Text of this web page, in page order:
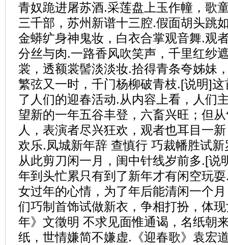
青奴跪进屠苏酒.采莲盘上玉作幢，歌
三千部，苏州新谱十三腔.假面胡头跳
金蟒纩身神鬼妆，白衣合掌观音舞.观
分丝与肉.一路香风吹笑声，千里红纱
裳，透额裳髻淡淡妆.拾得青条夸姊妹
繁弦又一时，千门杨柳破青枝.[说明]
了人们的迎春活动.从内容上看，人们
望新的一年五谷丰登，六畜兴旺；但
人，表演者尽兴狂欢，观者也耳目一
欢乐.凤城新年辞 查慎行 巧裁幡胜试
从此剪刀闲一月，闺中针线岁前多.[说
年到头忙累只有到了新年才有闲空玩
女过年的心情，为了年后能清闲一个
们巧制首饰试做新衣，争相打扮，体
年》文徵明 不求见面惟通谒，名纸朝
纸，世情嫌简不嫌虚.《迎春歌》袁宏